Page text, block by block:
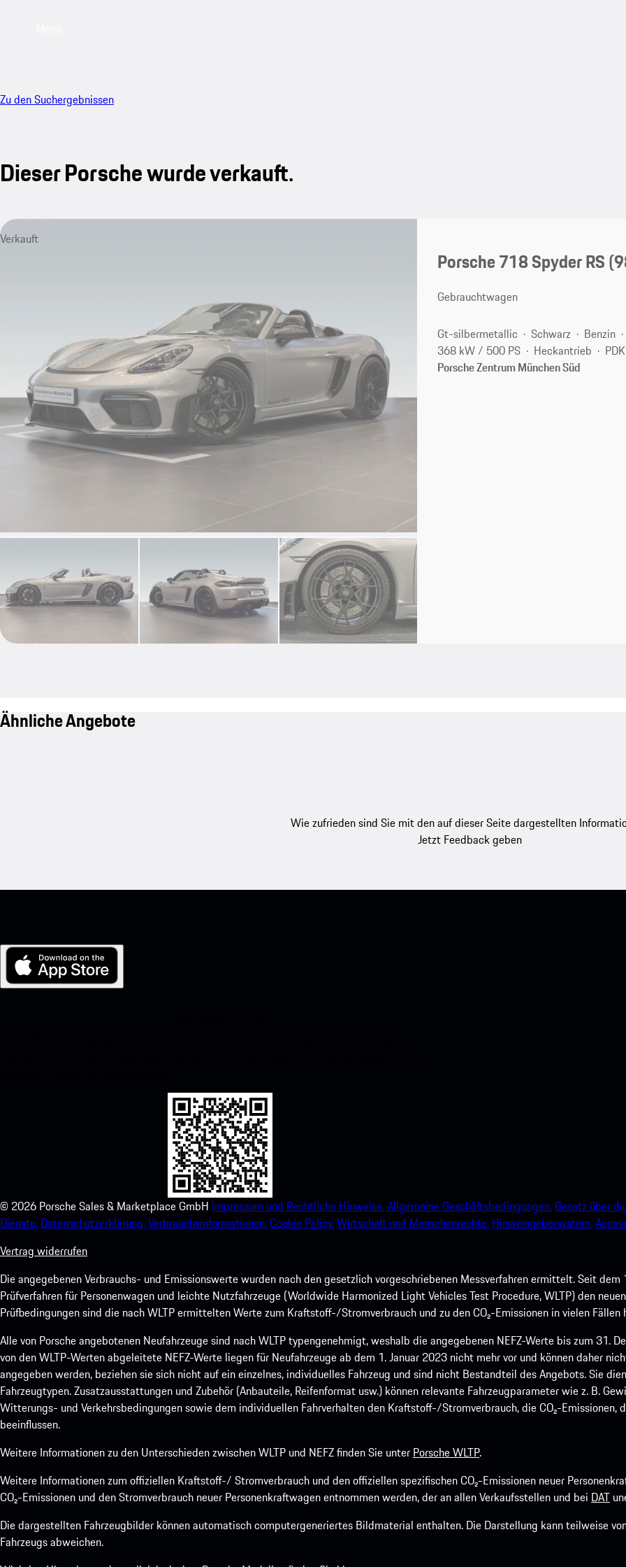
Zu den Suchergebnissen
Dieser Porsche wurde verkauft.
Verkauft
Porsche 718 Spyder RS
Gebrauchtwagen
Gt-silbermetallic Schwarz Benzin
368 kW / 500 PS
Heckantrieb
Porsche Zentrum München Süd
Ähnliche Angebote
Wie zufrieden sind Sie mit den auf dieser Seite dargestellten
Jetzt Feedback geben
© 2026 Porsche Sales & Marketplace GmbH Impressum und Rechtliche Hinweise.Allgemeine Geschäftsbedingungen.Gesetz über
Dienste. Datenschutzerklärung.Verbrauchsinformationen.Cookie Policy.Wirtschaft und Menschenrechte. Hinweisgebersystem.
Vertrag widerrufen
Die angegebenen Verbrauchs- und Emissionswerte wurden nach den gesetzlich vorgeschriebenen Messverfahren ermittelt. Seit
Prüfverfahren für Personenwagen und leichte Nutzfahrzeuge (Worldwide Harmonized Light Vehicles Test Procedure, WLTP) den
Prüfbedingungen sind die nach WLTP ermittelten Werte zum Kraftstoff-/Stromverbrauch und zu den CO₂-Emissionen in vielen
Alle von Porsche angebotenen Neufahrzeuge sind nach WLTP typengenehmigt, weshalb die angegebenen NEFZ-Werte bis zum 31.
von den WLTP-Werten abgeleitete NEFZ-Werte liegen für Neufahrzeuge ab dem 1. Januar 2023 nicht mehr vor und können daher
angegeben werden, beziehen sie sich nicht auf ein einzelnes, individuelles Fahrzeug und sind nicht Bestandteil des Angebots. Sie
Fahrzeugtypen. Zusatzausstattungen und Zubehör (Anbauteile, Reifenformat usw.) können relevante Fahrzeugparameter wie z. B.
Witterungs- und Verkehrsbedingungen sowie dem individuellen Fahrverhalten den Kraftstoff-/Stromverbrauch, die CO₂-Emissionen,
beeinflussen.
Weitere Informationen zu den Unterschieden zwischen WLTP und NEFZ finden Sie unter Porsche WLTP.
Weitere Informationen zum offiziellen Kraftstoff-/ Stromverbrauch und den offiziellen spezifischen CO₂-Emissionen neuer
CO₂-Emissionen und den Stromverbrauch neuer Personenkraftwagen entnommen werden, der an allen Verkaufsstellen und bei DAT
Die dargestellten Fahrzeugbilder können automatisch computergeneriertes Bildmaterial enthalten. Die Darstellung kann teilweise
Fahrzeugs abweichen.